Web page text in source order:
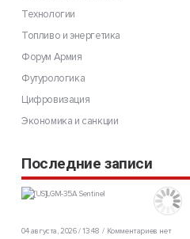
Технологии
Топливо и энергетика
Форум Армия
Футурологика
Цифровизация
Экономика и санкции
Последние записи
04 августа, 2026 / 13:48 Комментариев нет